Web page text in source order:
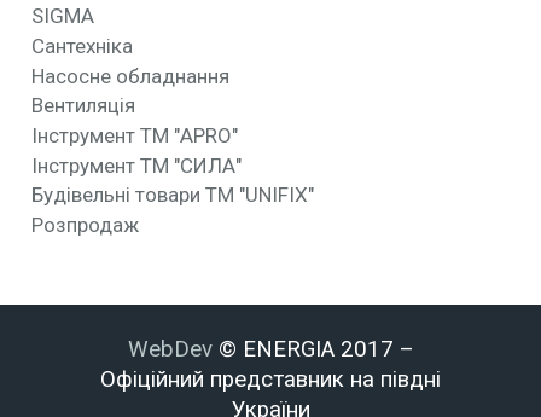
SIGMA
Сантехніка
Насосне обладнання
Вентиляція
Інструмент ТМ "APRO"
Інструмент ТМ "СИЛА"
Будівельні товари ТМ "UNIFIX"
Розпродаж
WebDev © ENERGIA 2017 –
Офіційний представник на півдні
України